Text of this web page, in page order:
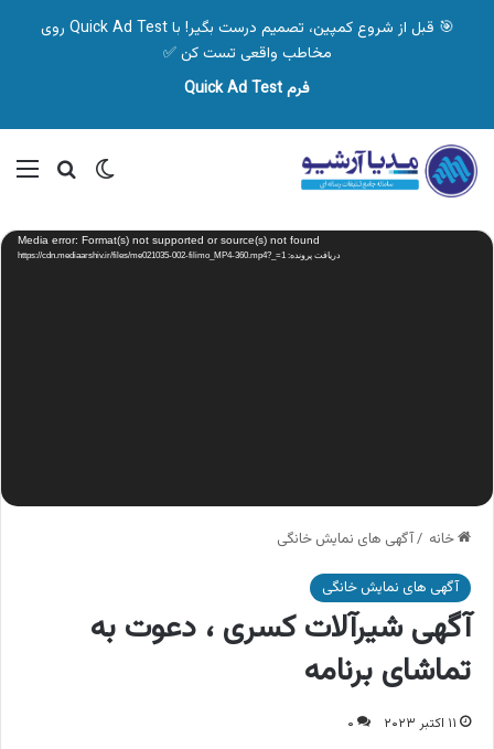
🎯 قبل از شروع کمپین، تصمیم درست بگیر! با Quick Ad Test روی
مخاطب واقعی تست کن ✅
فرم Quick Ad Test
تغییر پوسته
نمایشگر
ویدیو Media error: Format(s) not supported or source(s) not found
دریافت پرونده: https://cdn.mediaarshiv.ir/files/me021035-002-filimo_MP4-360.mp4?_=1
خانه /آگهی های نمایش خانگی
آگهی های نمایش خانگی
آگهی شیرآلات کسری ، دعوت به
تماشای برنامه
۱۱ اکتبر ۲۰۲۳ ۰